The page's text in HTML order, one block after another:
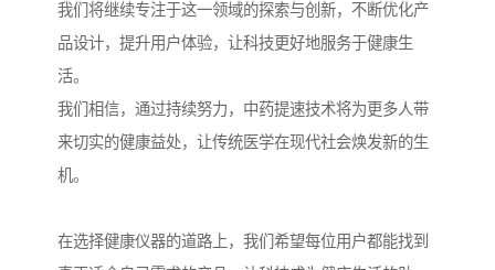
我们将继续专注于这一领域的探索与创新，不断优化产
品设计，提升用户体验，让科技更好地服务于健康生
活。
我们相信，通过持续努力，中药提速技术将为更多人带
来切实的健康益处，让传统医学在现代社会焕发新的生
机。
在选择健康仪器的道路上，我们希望每位用户都能找到